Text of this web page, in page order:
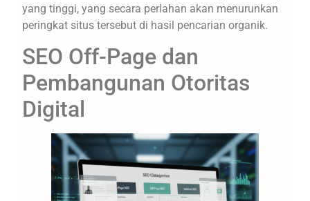
yang tinggi, yang secara perlahan akan menurunkan
peringkat situs tersebut di hasil pencarian organik.
SEO Off-Page dan
Pembangunan Otoritas
Digital